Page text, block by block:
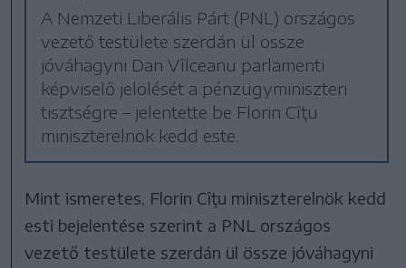
A Nemzeti Liberális Párt (PNL) országos
vezető testülete szerdán ül össze
jóváhagyni Dan Vîlceanu parlamenti
képviselő jelölését a pénzügyminiszteri
tisztségre – jelentette be Florin Cîţu
miniszterelnök kedd este.
Mint ismeretes, Florin Cîţu miniszterelnök kedd
esti bejelentése szerint a PNL országos
vezető testülete szerdán ül össze jóváhagyni